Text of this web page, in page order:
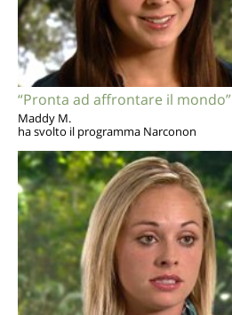
“Pronta ad affrontare il mondo”
Maddy M.
ha svolto il programma Narconon